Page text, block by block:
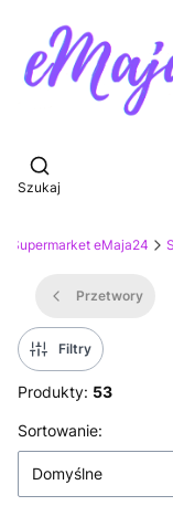
Otwórz
Szukaj
Supermarket eMaja24
Przetwory
Filtry
Produkty: 53
Lista
Sortowanie:
Domyślne